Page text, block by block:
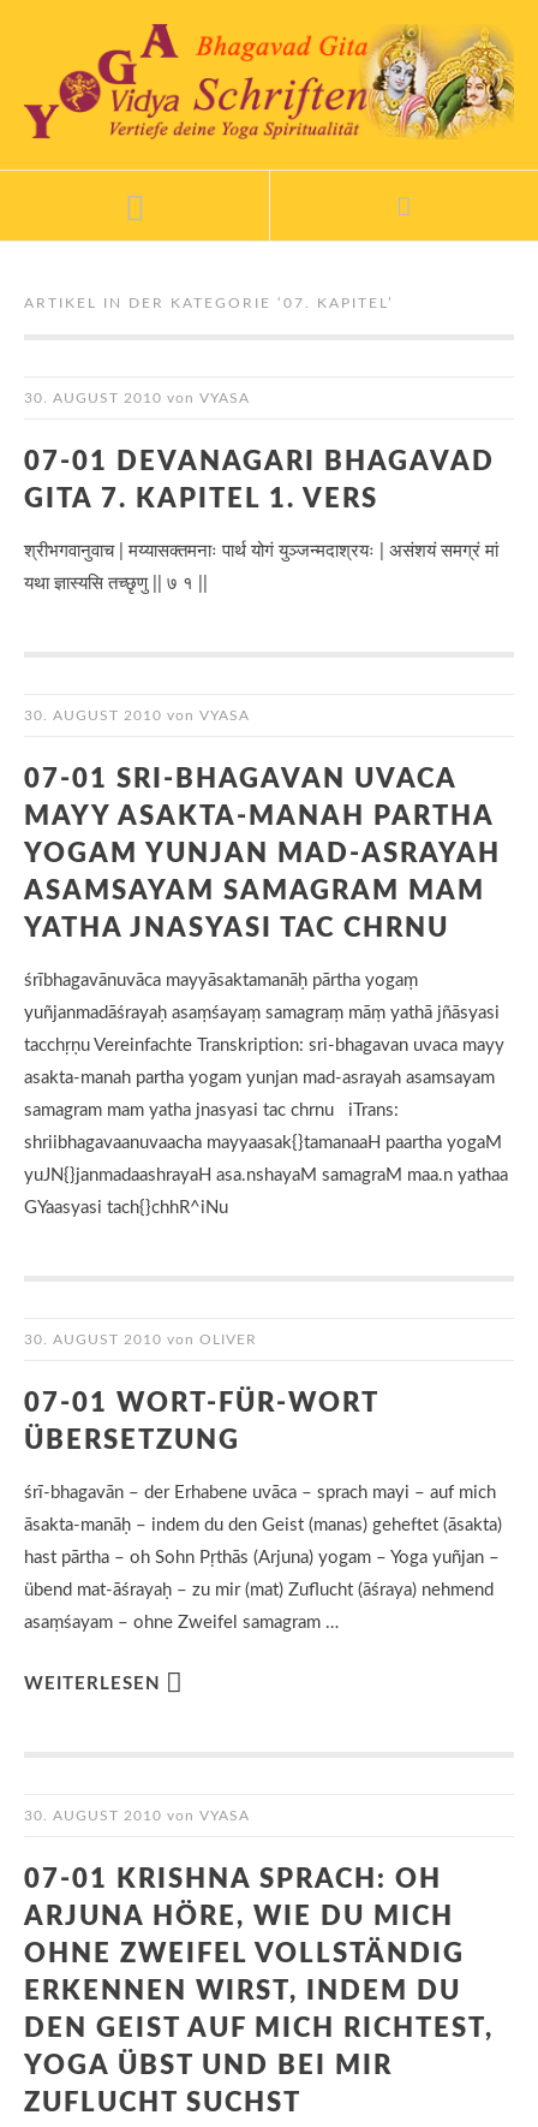
ARTIKEL IN DER KATEGORIE ‘ 07. KAPITEL ’
30. AUGUST 2010 von VYASA
07-01 DEVANAGARI BHAGAVAD
GITA 7. KAPITEL 1. VERS
श्रीभगवानुवाच | मय्यासक्तमनाः पार्थ योगं युञ्जन्मदाश्रयः | असंशयं समग्रं मां
यथा ज्ञास्यसि तच्छृणु || ७ १ ||
30. AUGUST 2010 von VYASA
07-01 SRI-BHAGAVAN UVACA
MAYY ASAKTA-MANAH PARTHA
YOGAM YUNJAN MAD-ASRAYAH
ASAMSAYAM SAMAGRAM MAM
YATHA JNASYASI TAC CHRNU
śrībhagavānuvāca mayyāsaktamanāḥ pārtha yogaṃ
yuñjanmadāśrayaḥ asaṃśayaṃ samagraṃ māṃ yathā jñāsyasi
tacchṛṇu Vereinfachte Transkription: sri-bhagavan uvaca mayy
asakta-manah partha yogam yunjan mad-asrayah asamsayam
samagram mam yatha jnasyasi tac chrnu iTrans:
shriibhagavaanuvaacha mayyaasak{}tamanaaH paartha yogaM
yuJN{}janmadaashrayaH asa.nshayaM samagraM maa.n yathaa
GYaasyasi tach{}chhR^iNu
30. AUGUST 2010 von OLIVER
07-01 WORT-FÜR-WORT
ÜBERSETZUNG
śrī-bhagavān – der Erhabene uvāca – sprach mayi – auf mich
āsakta-manāḥ – indem du den Geist (manas) geheftet (āsakta)
hast pārtha – oh Sohn Pṛthās (Arjuna) yogam – Yoga yuñjan –
übend mat-āśrayaḥ – zu mir (mat) Zuflucht (āśraya) nehmend
asaṃśayam – ohne Zweifel samagram …
WEITERLESEN
30. AUGUST 2010 von VYASA
07-01 KRISHNA SPRACH: OH
ARJUNA HÖRE, WIE DU MICH
OHNE ZWEIFEL VOLLSTÄNDIG
ERKENNEN WIRST, INDEM DU
DEN GEIST AUF MICH RICHTEST,
YOGA ÜBST UND BEI MIR
ZUFLUCHT SUCHST